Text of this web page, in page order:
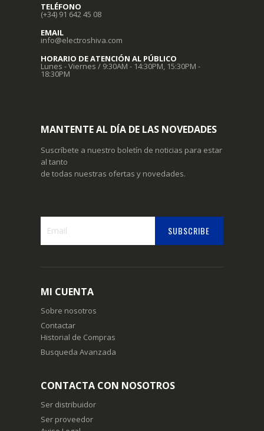
TELÉFONO
(+34) 91 642 45 08
EMAIL
info@electroshiva.com
HORARIO DE ATENCIÓN AL PÚBLICO
Lunes - Viernes / 9:30AM - 14:30PM, 15:30PM -
18:30PM
MANTENTE AL DÍA DE LAS NOVEDADES
Suscríbete a nuestro boletín de noticias para estar
al tanto
de todas nuestras ofertas y novedades.
de
noticias:
SUBSCRIBE
MI CUENTA
Sobre nosotros
Contactar
Historial de Compras
Busqueda Avanzada
CONTACTA CON NOSOTROS
Ser distribuidor
Ser proveedor